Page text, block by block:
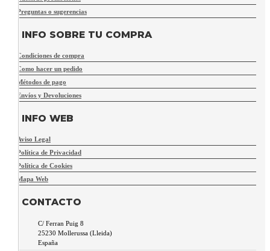
Preguntas o sugerencias
INFO SOBRE TU COMPRA
Condiciones de compra
Como hacer un pedido
Métodos de pago
Envíos y Devoluciones
INFO WEB
Aviso Legal
Política de Privacidad
Política de Cookies
Mapa Web
CONTACTO
C/ Ferran Puig 8
25230 Mollerussa (Lleida)
España